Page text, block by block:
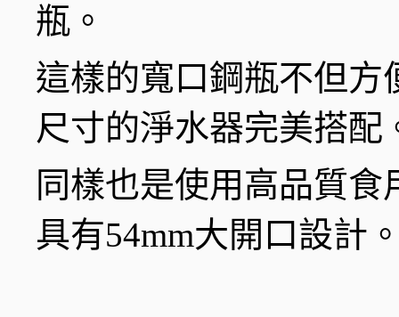
瓶。
這樣的寬口鋼瓶不但方
尺寸的淨水器完美搭配
同樣也是使用高品質
具有54mm大開口設計